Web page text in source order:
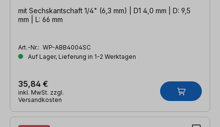
mit Sechskantschaft 1/4" (6,3 mm) | D1 4,0 mm | D: 9,5
mm | L: 66 mm
Art.-Nr.: WP-ABB4004SC
Auf Lager, Lieferung in 1-2 Werktagen
35,84 €
inkl. MwSt. zzgl.
Versandkosten